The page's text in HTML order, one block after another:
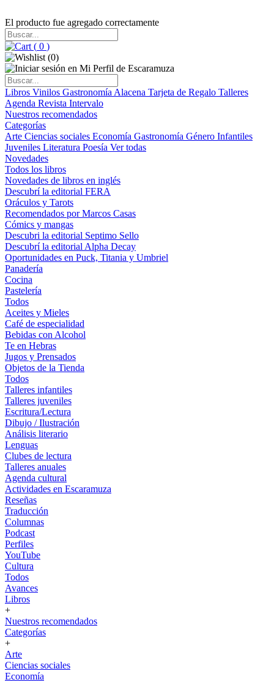
El producto fue agregado correctamente
( 0 )
(0)
Libros Vinilos Gastronomía Alacena Tarjeta de Regalo Talleres
Agenda Revista Intervalo
Nuestros recomendados
Categorías
Arte Ciencias sociales Economía Gastronomía Género Infantiles
Juveniles Literatura Poesía Ver todas
Novedades
Todos los libros
Novedades de libros en inglés
Descubrí la editorial FERA
Oráculos y Tarots
Recomendados por Marcos Casas
Cómics y mangas
Descubri la editorial Septimo Sello
Descubrí la editorial Alpha Decay
Oportunidades en Puck, Titania y Umbriel
Panadería
Cocina
Pastelería
Todos
Aceites y Mieles
Café de especialidad
Bebidas con Alcohol
Te en Hebras
Jugos y Prensados
Objetos de la Tienda
Todos
Talleres infantiles
Talleres juveniles
Escritura/Lectura
Dibujo / Ilustración
Análisis literario
Lenguas
Clubes de lectura
Talleres anuales
Agenda cultural
Actividades en Escaramuza
Reseñas
Traducción
Columnas
Podcast
Perfiles
YouTube
Cultura
Todos
Avances
Libros
+
Nuestros recomendados
Categorías
+
Arte
Ciencias sociales
Economía